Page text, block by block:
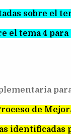
sobre el
el tema 4
para
de
identificadas